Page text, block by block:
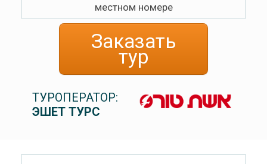
местном номере
Заказать
тур
ТУРОПЕРАТОР:
ЭШЕТ ТУРС